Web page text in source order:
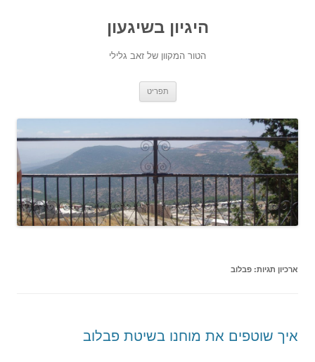
היגיון בשיגעון
הטור המקוון של זאב גלילי
תפריט
ארכיון תגיות: פבלוב
איך שוטפים את מוחנו בשיטת פבלוב